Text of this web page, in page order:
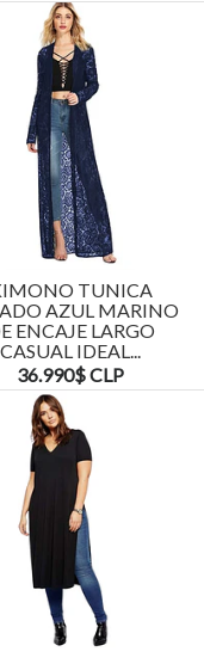
TUNICA
AZUL MARINO
ENCAJE LARGO
CASUAL IDEAL...
36.990$ CLP